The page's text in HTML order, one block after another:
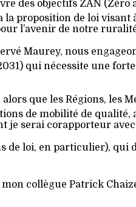
des objectifs ZAN
proposition de loi
l’avenir de notre
Maurey, nous
qui nécessite une
que les Régions, les
de mobilité de qualité,
je serai corapporteur
loi, en particulier), qui
collègue Patrick